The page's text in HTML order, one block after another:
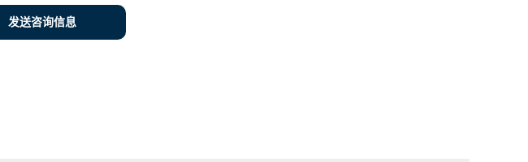
发送咨询信息